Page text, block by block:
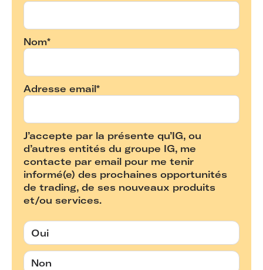
Nom*
Adresse email*
J’accepte par la présente qu’IG, ou
d’autres entités du groupe IG, me
contacte par email pour me tenir
informé(e) des prochaines opportunités
de trading, de ses nouveaux produits
et/ou services.
Oui
Non